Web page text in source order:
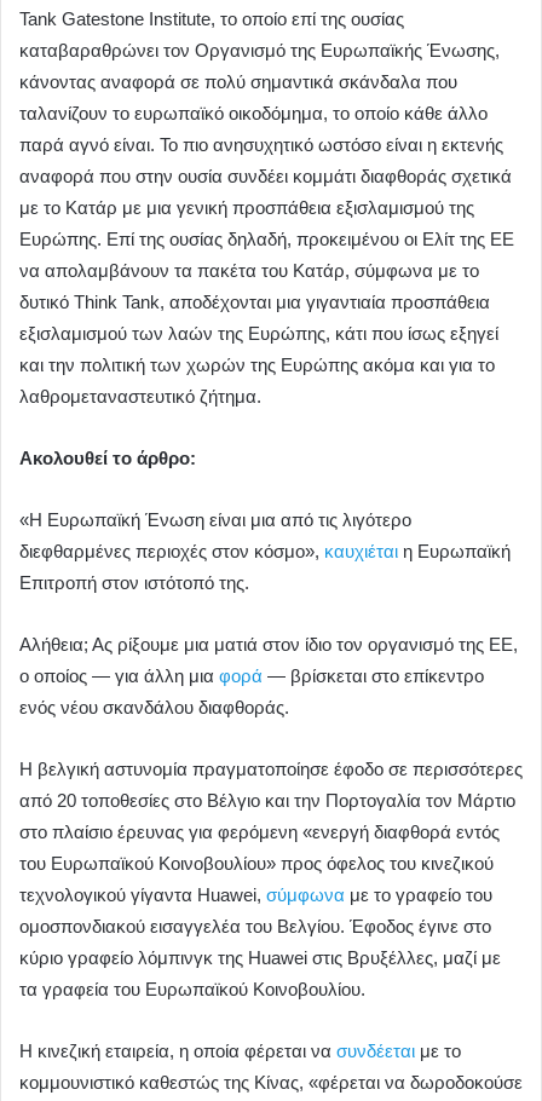
Tank Gatestone Institute, το οποίο επί της ουσίας
καταβαραθρώνει τον Οργανισμό της Ευρωπαϊκής Ένωσης,
κάνοντας αναφορά σε πολύ σημαντικά σκάνδαλα που
ταλανίζουν το ευρωπαϊκό οικοδόμημα, το οποίο κάθε άλλο
παρά αγνό είναι. Το πιο ανησυχητικό ωστόσο είναι η εκτενής
αναφορά που στην ουσία συνδέει κομμάτι διαφθοράς σχετικά
με το Κατάρ με μια γενική προσπάθεια εξισλαμισμού της
Ευρώπης. Επί της ουσίας δηλαδή, προκειμένου οι Ελίτ της ΕΕ
να απολαμβάνουν τα πακέτα του Κατάρ, σύμφωνα με το
δυτικό Think Tank, αποδέχονται μια γιγαντιαία προσπάθεια
εξισλαμισμού των λαών της Ευρώπης, κάτι που ίσως εξηγεί
και την πολιτική των χωρών της Ευρώπης ακόμα και για το
λαθρομεταναστευτικό ζήτημα.
Ακολουθεί το άρθρο:
«Η Ευρωπαϊκή Ένωση είναι μια από τις λιγότερο
διεφθαρμένες περιοχές στον κόσμο», καυχιέται η Ευρωπαϊκή
Επιτροπή στον ιστότοπό της.
Αλήθεια; Ας ρίξουμε μια ματιά στον ίδιο τον οργανισμό της ΕΕ,
ο οποίος — για άλλη μια φορά — βρίσκεται στο επίκεντρο
ενός νέου σκανδάλου διαφθοράς.
Η βελγική αστυνομία πραγματοποίησε έφοδο σε περισσότερες
από 20 τοποθεσίες στο Βέλγιο και την Πορτογαλία τον Μάρτιο
στο πλαίσιο έρευνας για φερόμενη «ενεργή διαφθορά εντός
του Ευρωπαϊκού Κοινοβουλίου» προς όφελος του κινεζικού
τεχνολογικού γίγαντα Huawei, σύμφωνα με το γραφείο του
ομοσπονδιακού εισαγγελέα του Βελγίου. Έφοδος έγινε στο
κύριο γραφείο λόμπινγκ της Huawei στις Βρυξέλλες, μαζί με
τα γραφεία του Ευρωπαϊκού Κοινοβουλίου.
Η κινεζική εταιρεία, η οποία φέρεται να συνδέεται με το
κομμουνιστικό καθεστώς της Κίνας, «φέρεται να δωροδοκούσε